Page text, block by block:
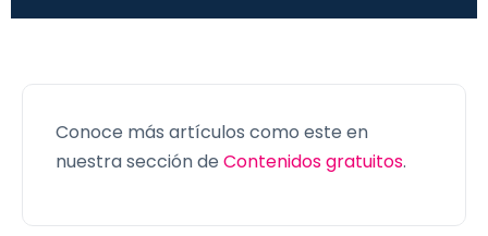
Conoce más artículos como este en
nuestra sección de Contenidos gratuitos.